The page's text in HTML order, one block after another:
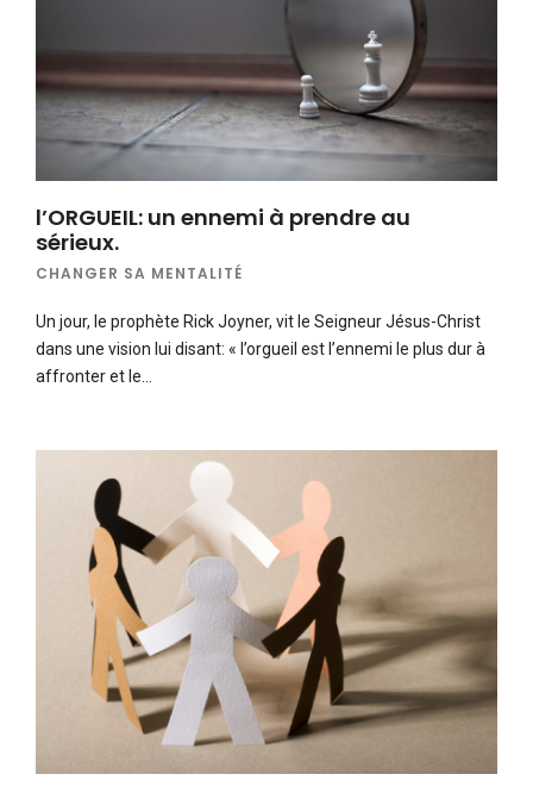
l’ORGUEIL: un ennemi à prendre au
sérieux.
CHANGER SA MENTALITÉ
Un jour, le prophète Rick Joyner, vit le Seigneur Jésus-Christ
dans une vision lui disant: « l’orgueil est l’ennemi le plus dur à
affronter et le…